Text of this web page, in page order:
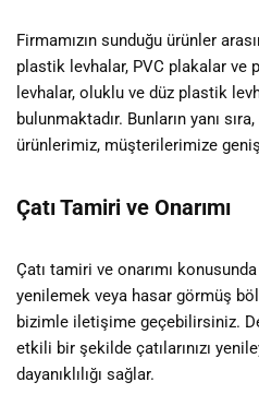
Firmamızın sunduğu ürünler
plastik levhalar, PVC plakalar ve
levhalar, oluklu ve düz plastik
bulunmaktadır. Bunların yanı
ürünlerimiz, müşterilerimize
Çatı Tamiri ve Onarımı
Çatı tamiri ve onarımı konusunda
yenilemek veya hasar görmüş
bizimle iletişime geçebilirsiniz.
etkili bir şekilde çatılarınızı
dayanıklılığı sağlar.